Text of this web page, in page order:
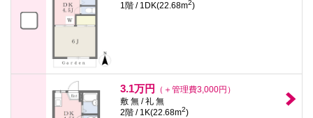
1階 / 1DK(22.68m2)
3.1万円
（＋管理費3,000円）
敷 無 / 礼 無
2階 / 1K(22.68m2)